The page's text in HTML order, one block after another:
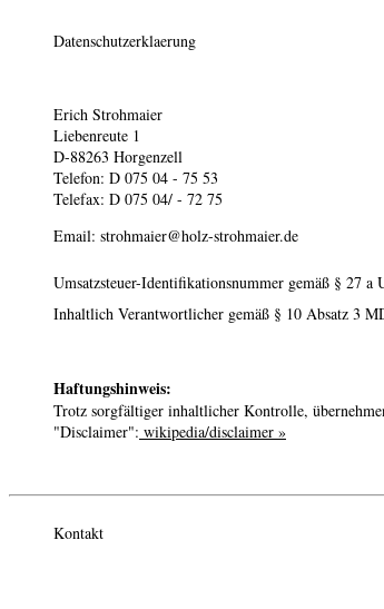
Datenschutzerklaerung
Erich Strohmaier
Liebenreute 1
D-88263 Horgenzell
Telefon: D 075 04 - 75 53
Telefax: D 075 04/ - 72 75
Email: strohmaier@holz-strohmaier.de
Umsatzsteuer-Identifikationsnummer gemäß § 27 a
Inhaltlich Verantwortlicher gemäß § 10 Absatz 3
Haftungshinweis:
Trotz sorgfältiger inhaltlicher Kontrolle,
"Disclaimer": wikipedia/disclaimer »
Kontakt